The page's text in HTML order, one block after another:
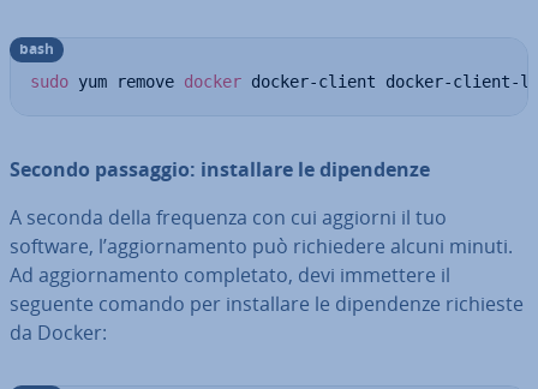
sudo yum remove docker docker-client docker-client-
bash
Secondo passaggio: in­stal­la­re le di­pen­den­ze
A seconda della frequenza con cui aggiorni il tuo
software, l’ag­gior­na­men­to può ri­chie­de­re alcuni minuti.
Ad ag­gior­na­men­to com­ple­ta­to, devi immettere il
seguente comando per in­stal­la­re le di­pen­den­ze richieste
da Docker: